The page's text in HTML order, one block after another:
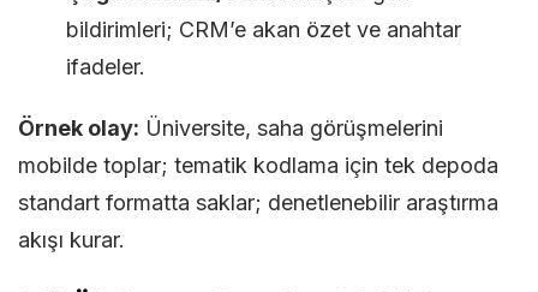
bildirimleri; CRM’e akan özet ve anahtar
ifadeler.
Örnek olay: Üniversite, saha görüşmelerini
mobilde toplar; tematik kodlama için tek depoda
standart formatta saklar; denetlenebilir araştırma
akışı kurar.